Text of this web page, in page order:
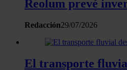
Reolum prevé
Redacción29/07/2026
El transporte